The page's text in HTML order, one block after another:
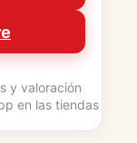
y valoración
en las tiendas